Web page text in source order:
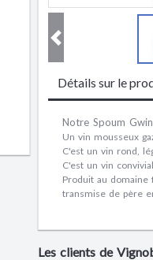
Détails sur le
Notre Spoum
Un vin mousseux
C'est un vin rond,
C'est un vin
Produit au domaine
transmise de père
Les clients de